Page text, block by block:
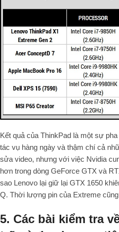
Kết quả của ThinkPad là một sự
tác vụ hàng ngày và thậm chí cả
sửa video, nhưng với việc Nvidia
hơn trong dòng GeForce GTX và
sao Lenovo lại giữ lại GTX 1650
Q. Thời lượng pin của Extreme
5. Các bài kiểm tra